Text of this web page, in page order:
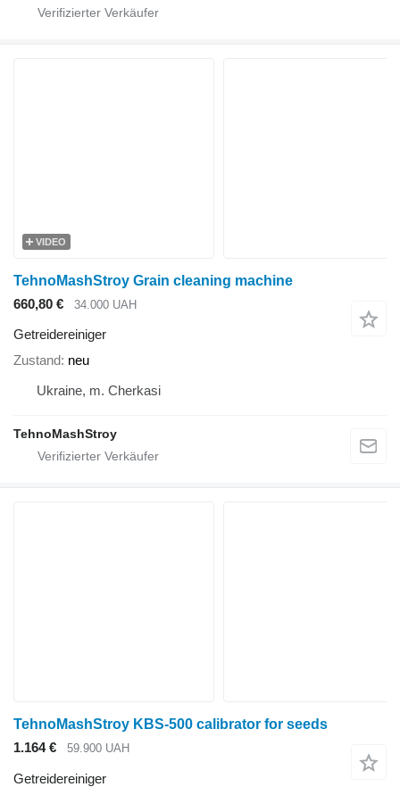
VIDEO
TehnoMashStroy Grain cleaning machine
660,80 €
34.000 UAH
Getreidereiniger
Zustand neu
Ukraine, m. Cherkasi
TehnoMashStroy
TehnoMashStroy KBS-500 calibrator for seeds
1.164 €
59.900 UAH
Getreidereiniger